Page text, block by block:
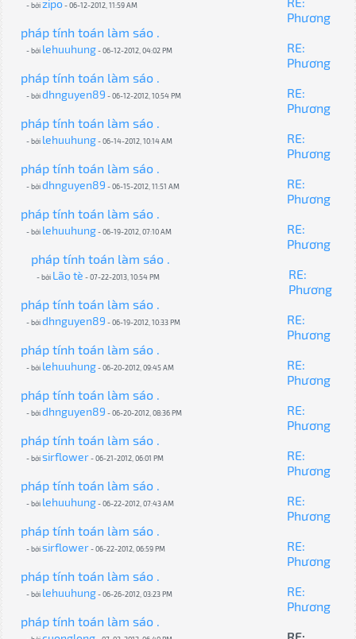
- bởizipo- 06-12-2012, 11:59 AM
Phương
pháp tính toán làm sáo .
- bởi lehuuhung- 06-12-2012, 04:02 PM
RE:
Phương
pháp tính toán làm sáo .
- bởidhnguyen89 - 06-12-2012, 10:54 PM
RE:
Phương
pháp tính toán làm sáo .
- bởi lehuuhung- 06-14-2012, 10:14 AM
RE:
Phương
pháp tính toán làm sáo .
- bởidhnguyen89 - 06-15-2012, 11:51 AM
RE:
Phương
pháp tính toán làm sáo .
- bởi lehuuhung- 06-19-2012, 07:10 AM
RE:
Phương
pháp tính toán làm sáo .
- bởi Lão tè - 07-22-2013, 10:54 PM
RE:
Phương
pháp tính toán làm sáo .
- bởidhnguyen89 - 06-19-2012, 10:33 PM
RE:
Phương
pháp tính toán làm sáo .
- bởi lehuuhung- 06-20-2012, 09:45 AM
RE:
Phương
pháp tính toán làm sáo .
- bởidhnguyen89 - 06-20-2012, 08:36 PM
RE:
Phương
pháp tính toán làm sáo .
- bởisirflower- 06-21-2012, 06:01 PM
RE:
Phương
pháp tính toán làm sáo .
- bởi lehuuhung- 06-22-2012, 07:43 AM
RE:
Phương
pháp tính toán làm sáo .
- bởisirflower- 06-22-2012, 06:59 PM
RE:
Phương
pháp tính toán làm sáo .
- bởi lehuuhung- 06-26-2012, 03:23 PM
RE:
Phương
pháp tính toán làm sáo .